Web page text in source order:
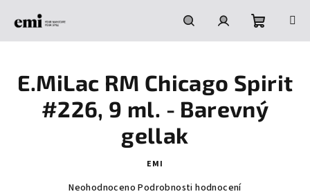
HledatPřihlášeníNákupní
košík
E.MiLac RM Chicago Spirit
#226, 9 ml. - Barevný
gellak
EMI
Průměrné
Neohodnoceno Podrobnosti hodnocení